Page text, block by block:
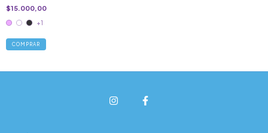
$15.000,00
+1
COMPRAR